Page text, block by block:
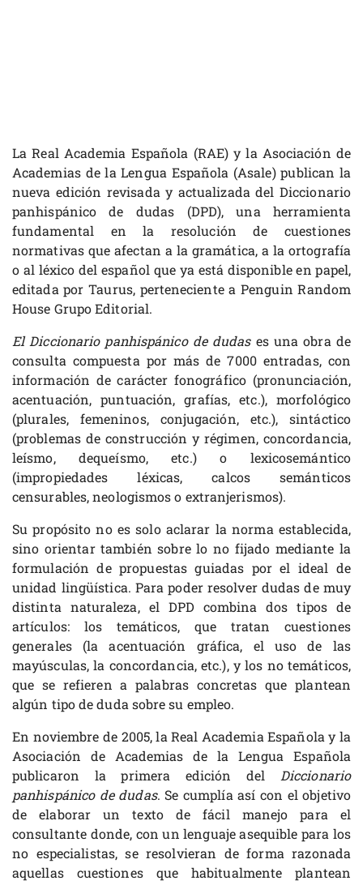
La Real Academia Española (RAE) y la Asociación de
Academias de la Lengua Española (Asale) publican la
nueva edición revisada y actualizada del Diccionario
panhispánico de dudas (DPD), una herramienta
fundamental en la resolución de cuestiones
normativas que afectan a la gramática, a la ortografía
o al léxico del español que ya está disponible en papel,
editada por Taurus, perteneciente a Penguin Random
House Grupo Editorial.
El Diccionario panhispánico de dudases una obra de
consulta compuesta por más de 7000 entradas, con
información de carácter fonográfico (pronunciación,
acentuación, puntuación, grafías, etc.), morfológico
(plurales, femeninos, conjugación, etc.), sintáctico
(problemas de construcción y régimen, concordancia,
leísmo, dequeísmo, etc.) o lexicosemántico
(impropiedades léxicas, calcos semánticos
censurables, neologismos o extranjerismos).
Su propósito no es solo aclarar la norma establecida,
sino orientar también sobre lo no fijado mediante la
formulación de propuestas guiadas por el ideal de
unidad lingüística. Para poder resolver dudas de muy
distinta naturaleza, el DPD combina dos tipos de
artículos: los temáticos, que tratan cuestiones
generales (la acentuación gráfica, el uso de las
mayúsculas, la concordancia, etc.), y los no temáticos,
que se refieren a palabras concretas que plantean
algún tipo de duda sobre su empleo.
En noviembre de 2005, la Real Academia Española y la
Asociación de Academias de la Lengua Española
publicaron la primera edición del Diccionario
panhispánico de dudas. Se cumplía así con el objetivo
de elaborar un texto de fácil manejo para el
consultante donde, con un lenguaje asequible para los
no especialistas, se resolvieran de forma razonada
aquellas cuestiones que habitualmente plantean